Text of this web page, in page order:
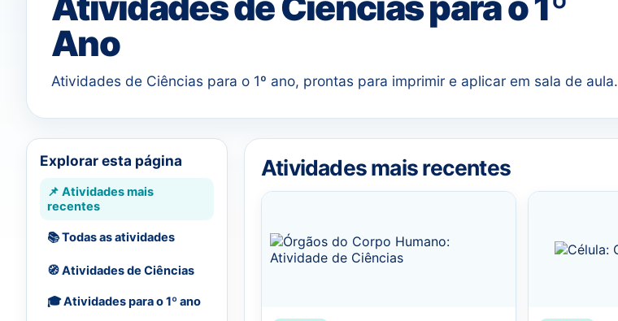
Ano
Atividades de Ciências para o 1º ano, prontas para imprimir e aplicar em sala de aula.
Explorar esta página
📌 Atividades mais
recentes
📚 Todas as atividades
🧭 Atividades de Ciências
🎓 Atividades para o 1º ano
Atividades mais recentes